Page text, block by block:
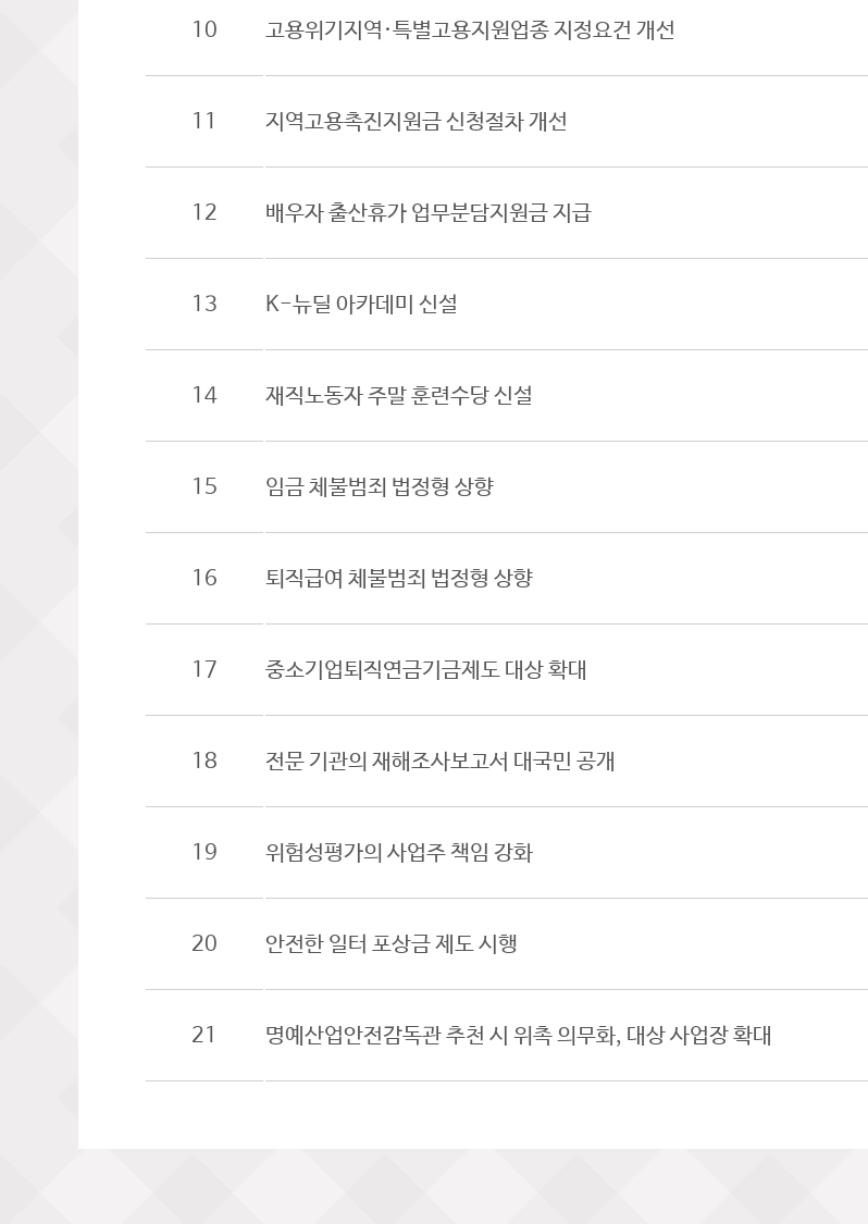
10 고용위기지역·특별고용지원업종 지정요건 개선
11 지역고용촉진지원금 신청절차 개선
12 배우자 출산휴가 업무분담지원금 지급
13 K-뉴딜 아카데미 신설
14 재직노동자 주말 훈련수당 신설
15 임금 체불범죄 법정형 상향
16 퇴직급여 체불범죄 법정형 상향
17 중소기업퇴직연금기금제도 대상 확대
18 전문 기관의 재해조사보고서 대국민 공개
19 위험성평가의 사업주 책임 강화
20 안전한 일터 포상금 제도 시행
21 명예산업안전감독관 추천 시 위촉 의무화, 대상 사업장 확대